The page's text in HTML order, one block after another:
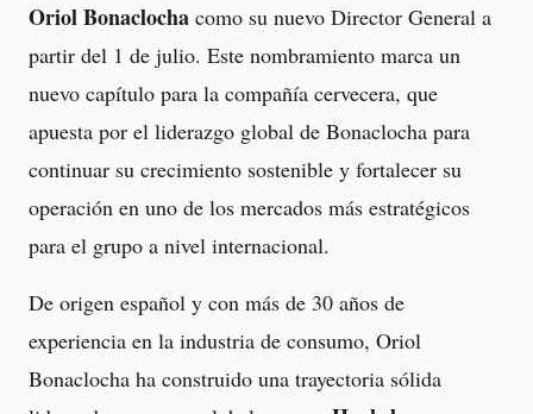
Oriol Bonaclocha como su nuevo Director General a
partir del 1 de julio. Este nombramiento marca un
nuevo capítulo para la compañía cervecera, que
apuesta por el liderazgo global de Bonaclocha para
continuar su crecimiento sostenible y fortalecer su
operación en uno de los mercados más estratégicos
para el grupo a nivel internacional.
De origen español y con más de 30 años de
experiencia en la industria de consumo, Oriol
Bonaclocha ha construido una trayectoria sólida